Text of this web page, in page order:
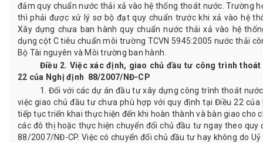
đảm quy chuẩn nước thải xả vào hệ thống thoát nước. Trường
thì phải được xử lý sơ bộ đạt quy chuẩn trước khi xả vào hệ
Xây dựng chưa ban hành quy chuẩn nước thải xả vào hệ
dụng cột C tiêu chuẩn môi trường TCVN 5945:2005 nước thải
Bộ Tài nguyên và Môi trường ban hành.
Điều 2. Việc xác định, giao chủ đầu tư công trình
22 của Nghị định 88/2007/NĐ-CP
1. Đối với các dự án đầu tư xây dựng công trình thoát
việc giao chủ đầu tư chưa phù hợp với quy định tại Điều 22
tiếp tục triển khai thực hiện đến khi hoàn thành và bàn giao cho
các đô thị hoặc thực hiện chuyển đổi chủ đầu tư ngay theo quy
88/2007/NĐ-CP. Việc có chuyển đổi chủ đầu tư hay không do